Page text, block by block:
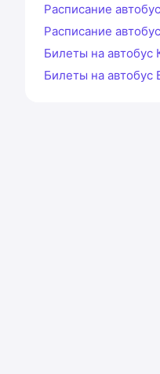
Расписание
Расписание
Билеты на автобус
Билеты на